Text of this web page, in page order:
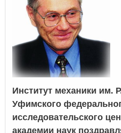
Институт механики им.
Уфимского
исследовательского
академии наук